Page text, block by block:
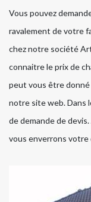
Vous pouvez
ravalement de votre
chez notre société
connaitre le prix de
peut vous être
notre site web. Dans
de demande de
vous enverrons votre